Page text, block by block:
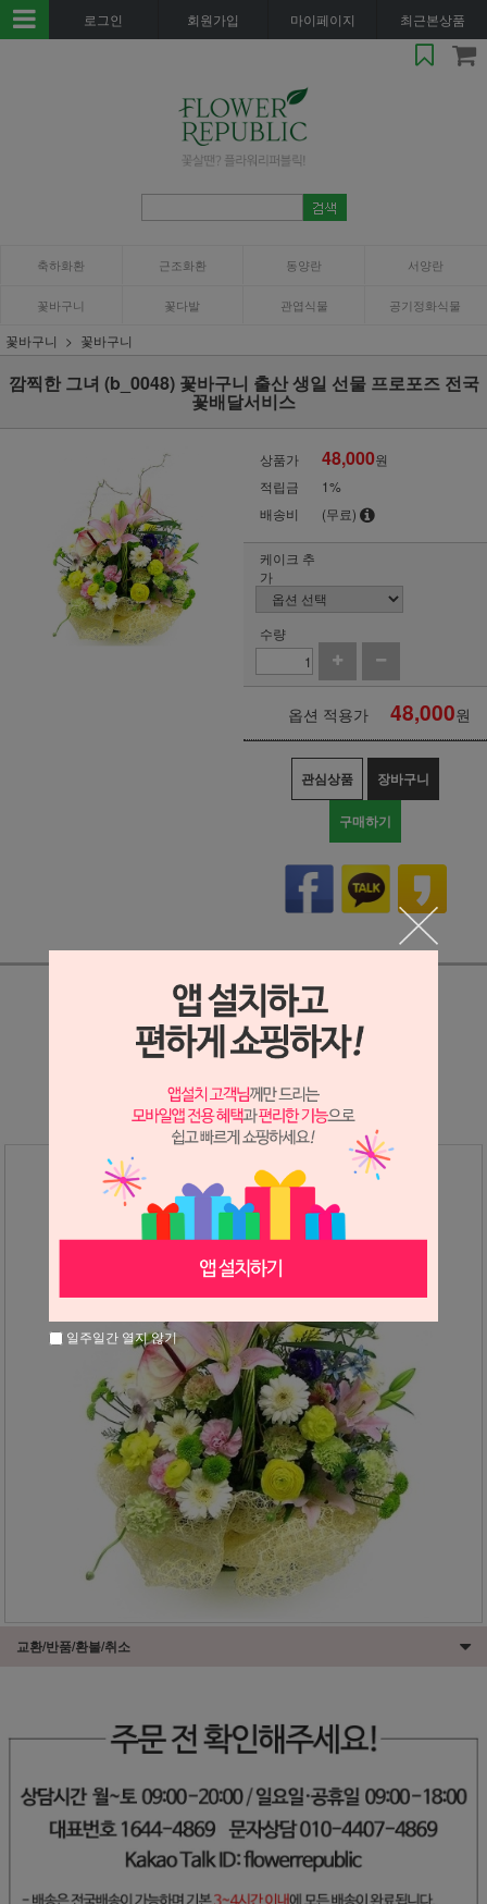
로그인 회원가입 마이페이지 최근본상품
축하화환 근조화환 동양란 서양란
꽃바구니 꽃다발 관엽식물 공기정화식물
꽃바구니 꽃바구니
깜찍한 그녀 (b_0048) 꽃바구니 출산 생일 선물 프로포즈 전국
꽃배달서비스
상품가 48,000원
적립금
1%
배송비
(무료)
케이크 추
가
수량
옵션 적용가 48,000원
관심상품 장바구니
구매하기
상세정보 새창 열기
상세 정보를 확대해 보실 수 있습니다.
교환/반품/환불/취소
일주일간 열지 않기